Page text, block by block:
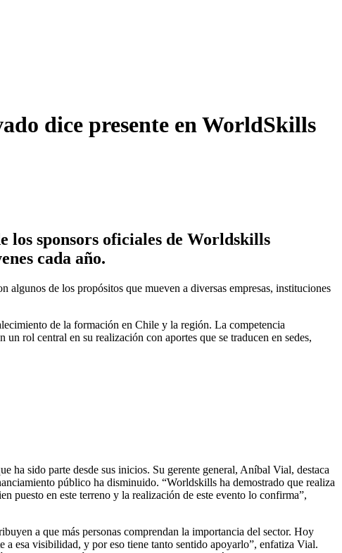
dice presente en WorldSkills
los sponsors oficiales de Worldskills
cada año.
de los propósitos que mueven a diversas empresas, instituciones
de la formación en Chile y la región. La competencia
rol central en su realización con aportes que se traducen en sedes,
sido parte desde sus inicios. Su gerente general, Aníbal Vial, destaca
público ha disminuido. “Worldskills ha demostrado que realiza
puesto en este terreno y la realización de este evento lo confirma”,
a que más personas comprendan la importancia del sector. Hoy
esa visibilidad, y por eso tiene tanto sentido apoyarlo”, enfatiza Vial.